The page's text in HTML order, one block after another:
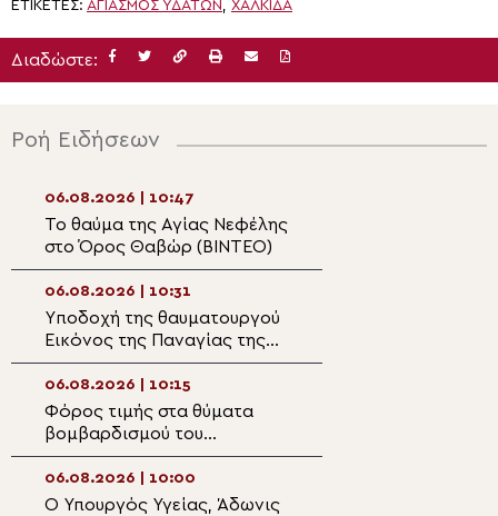
ΕΤΙΚΈΤΕΣ: ΑΓΙΑΣΜΟΣ ΥΔΑΤΩΝ ΧΑΛΚΙΔΑ
Διαδώστε:
Ροή Ειδήσεων
06.08.2026 | 10:47
Το θαύμα της Αγίας Νεφέλης
στο Όρος Θαβώρ (ΒΙΝΤΕΟ)
06.08.2026 | 10:31
Yποδοχή της θαυματουργού
Εικόνος της Παναγίας της
Ροβέλιστας στην
πανηγυρίζουσα ενορία
Συκεών Άρτης
06.08.2026 | 10:15
Φόρος τιμής στα θύματα
βομβαρδισμού του
Νοσοκομείου Αθαλάσσας
κατά την τουρκική εισβολή
06.08.2026 | 10:00
Ο Υπουργός Υγείας, Άδωνις